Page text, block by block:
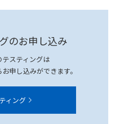
のお申し込み
テスティングは
申し込みができます。
ィング